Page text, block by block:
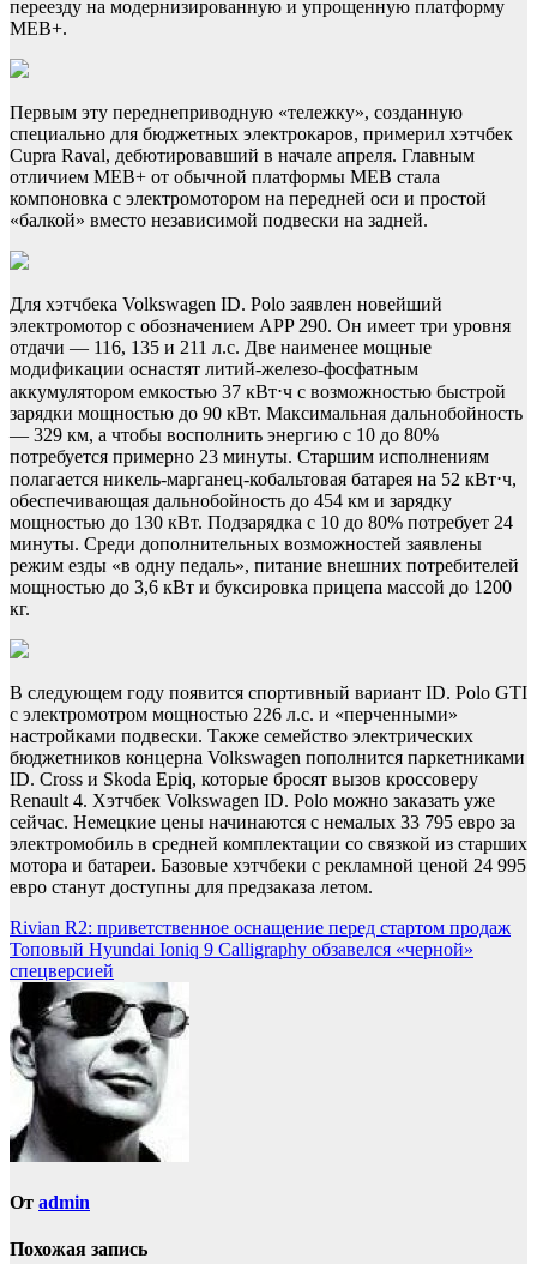
переезду на модернизированную и упрощенную платформу
MEB+.
Первым эту переднеприводную «тележку», созданную
специально для бюджетных электрокаров, примерил хэтчбек
Cupra Raval, дебютировавший в начале апреля. Главным
отличием MEB+ от обычной платформы MEB стала
компоновка с электромотором на передней оси и простой
«балкой» вместо независимой подвески на задней.
Для хэтчбека Volkswagen ID. Polo заявлен новейший
электромотор с обозначением APP 290. Он имеет три уровня
отдачи — 116, 135 и 211 л.с. Две наименее мощные
модификации оснастят литий-железо-фосфатным
аккумулятором емкостью 37 кВт⋅ч с возможностью быстрой
зарядки мощностью до 90 кВт. Максимальная дальнобойность
— 329 км, а чтобы восполнить энергию с 10 до 80%
потребуется примерно 23 минуты. Старшим исполнениям
полагается никель-марганец-кобальтовая батарея на 52 кВт⋅ч,
обеспечивающая дальнобойность до 454 км и зарядку
мощностью до 130 кВт. Подзарядка с 10 до 80% потребует 24
минуты. Среди дополнительных возможностей заявлены
режим езды «в одну педаль», питание внешних потребителей
мощностью до 3,6 кВт и буксировка прицепа массой до 1200
кг.
В следующем году появится спортивный вариант ID. Polo GTI
с электромотром мощностью 226 л.с. и «перченными»
настройками подвески. Также семейство электрических
бюджетников концерна Volkswagen пополнится паркетниками
ID. Cross и Skoda Epiq, которые бросят вызов кроссоверу
Renault 4. Хэтчбек Volkswagen ID. Polo можно заказать уже
сейчас. Немецкие цены начинаются с немалых 33 795 евро за
электромобиль в средней комплектации со связкой из старших
мотора и батареи. Базовые хэтчбеки с рекламной ценой 24 995
евро станут доступны для предзаказа летом.
Навигация
по
записям
Rivian R2: приветственное оснащение перед стартом продаж
Топовый Hyundai Ioniq 9 Calligraphy обзавелся «черной»
спецверсией
От admin
Похожая запись